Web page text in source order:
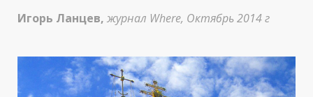
Игорь Ланцев, журнал Where, Октябрь 2014 г